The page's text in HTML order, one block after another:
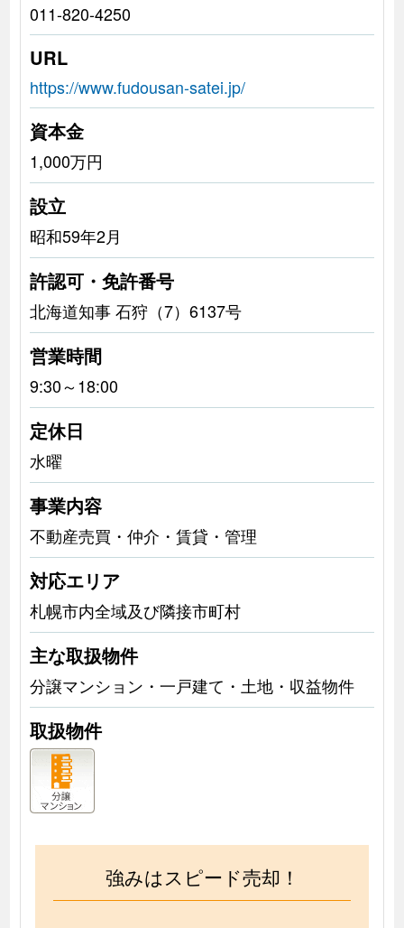
011-820-4250
URL
https://www.fudousan-satei.jp/
資本金
1,000万円
設立
昭和59年2月
許認可・免許番号
北海道知事 石狩（7）6137号
営業時間
9:30～18:00
定休日
水曜
事業内容
不動産売買・仲介・賃貸・管理
対応エリア
札幌市内全域及び隣接市町村
主な取扱物件
分譲マンション・一戸建て・土地・収益物件
取扱物件
強みはスピード売却！